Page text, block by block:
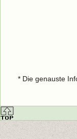
* Die genauste